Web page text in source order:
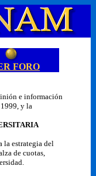
FORO
e información
y la
la estrategia del
de cuotas,